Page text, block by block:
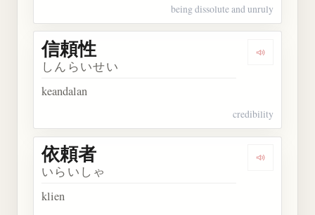
being dissolute and unruly
Dengarkan
信頼性
しんらいせい
keandalan
credibility
Dengarkan
依頼者
いらいしゃ
klien